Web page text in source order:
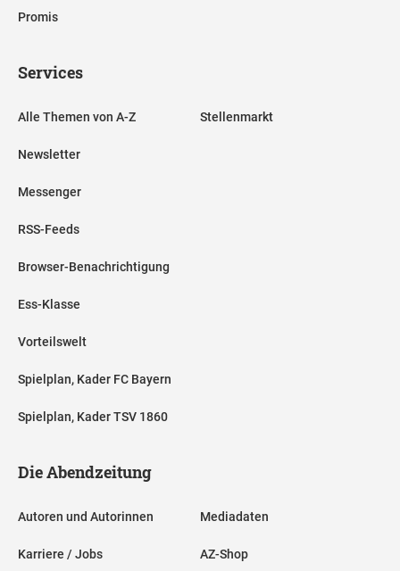
Promis
Services
Alle Themen von A-Z
Newsletter
Messenger
RSS-Feeds
Browser-Benachrichtigung
Ess-Klasse
Vorteilswelt
Spielplan, Kader FC Bayern
Spielplan, Kader TSV 1860
Stellenmarkt
Die Abendzeitung
Autoren und Autorinnen
Karriere / Jobs
Mediadaten
AZ-Shop